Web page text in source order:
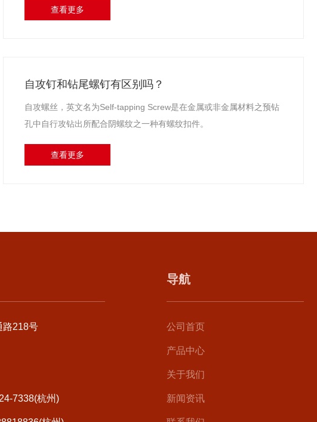
查看更多
自攻钉和钻尾螺钉有区别吗？
自攻螺丝，英文名为Self-tapping Screw是在金属或非金属材料之预钻
孔中自行攻钻出所配合阴螺纹之一种有螺纹扣件。
查看更多
路218号
7338(杭州)
导航
公司首页
产品中心
关于我们
新闻资讯